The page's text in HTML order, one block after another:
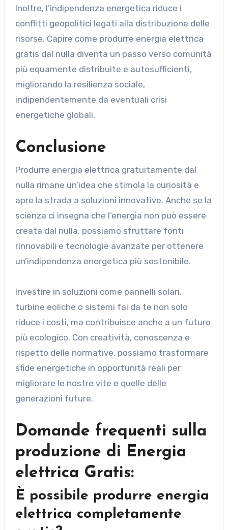
Inoltre, l’indipendenza energetica riduce i
conflitti geopolitici legati alla distribuzione delle
risorse. Capire come produrre energia elettrica
gratis dal nulla diventa un passo verso comunità
più equamente distribuite e autosufficienti,
migliorando la resilienza sociale,
indipendentemente da eventuali crisi
energetiche globali.
Conclusione
Produrre energia elettrica gratuitamente dal
nulla rimane un’idea che stimola la curiosità e
apre la strada a soluzioni innovative. Anche se la
scienza ci insegna che l’energia non può essere
creata dal nulla, possiamo sfruttare fonti
rinnovabili e tecnologie avanzate per ottenere
un’indipendenza energetica più sostenibile.
Investire in soluzioni come pannelli solari,
turbine eoliche o sistemi fai da te non solo
riduce i costi, ma contribuisce anche a un futuro
più ecologico. Con creatività, conoscenza e
rispetto delle normative, possiamo trasformare
sfide energetiche in opportunità reali per
migliorare le nostre vite e quelle delle
generazioni future.
Domande frequenti sulla
produzione di Energia
elettrica Gratis:
È possibile produrre energia
elettrica completamente